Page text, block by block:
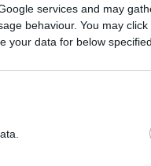
services and may
behaviour. You may
your data for below
Sí, llevamos
alucinante.